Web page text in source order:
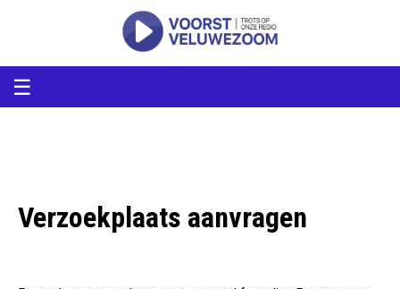
☰
Verzoekplaats aanvragen